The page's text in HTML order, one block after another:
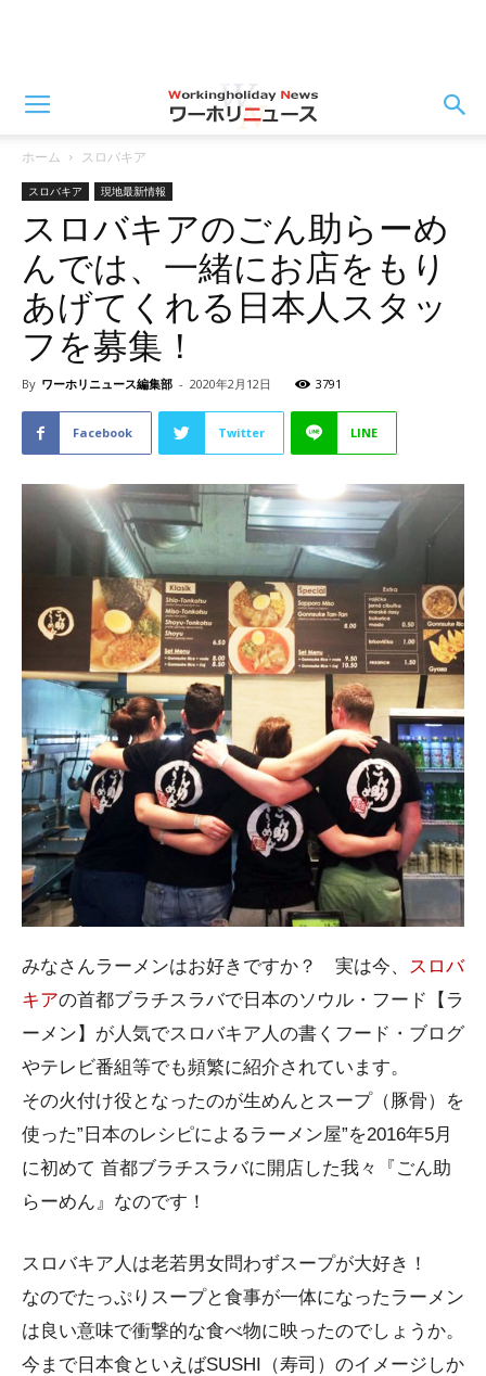
ホーム スロバキア
スロバキア 現地最新情報
スロバキアのごん助らーめ
んでは、一緒にお店をもり
あげてくれる日本人スタッ
フを募集！
By ワーホリニュース編集部 - 2020年2月12日 3791
Facebook Twitter LINE
みなさんラーメンはお好きですか？ 実は今、 スロバ
キアの首都ブラチスラバで日本のソウル・フード【ラ
ーメン】が人気でスロバキア人の書くフード・ブログ
やテレビ番組等でも頻繁に紹介されています。
その火付け役となったのが生めんとスープ（豚骨）を
使った”日本のレシピによるラーメン屋”を2016年5月
に初めて 首都ブラチスラバに開店した我々『ごん助
らーめん』なのです！
スロバキア人は老若男女問わずスープが大好き！
なのでたっぷりスープと食事が一体になったラーメン
は良い意味で衝撃的な食べ物に映ったのでしょうか。
今まで日本食といえばSUSHI（寿司）のイメージしか